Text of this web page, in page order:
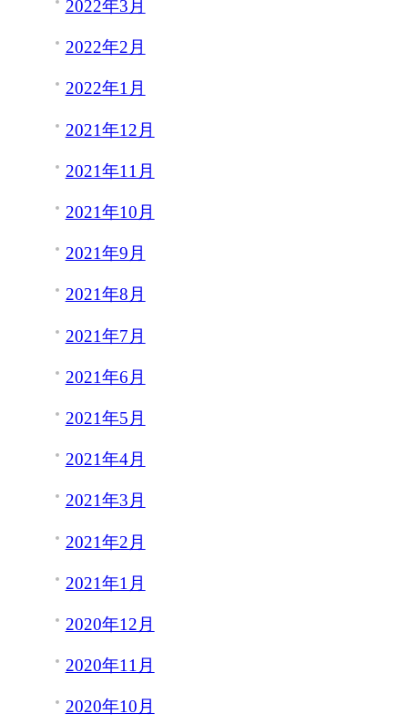
2022年3月
2022年2月
2022年1月
2021年12月
2021年11月
2021年10月
2021年9月
2021年8月
2021年7月
2021年6月
2021年5月
2021年4月
2021年3月
2021年2月
2021年1月
2020年12月
2020年11月
2020年10月